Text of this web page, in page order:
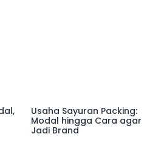
Usaha Sayuran Packing:
Modal hingga Cara agar
Jadi Brand